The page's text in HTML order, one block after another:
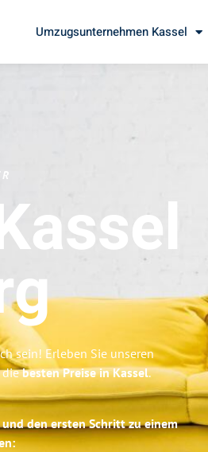
Umzugsunternehmen Kassel
sein! Erleben Sie unseren
diebesten Preise in Kassel.
den ersten Schritt zu einem